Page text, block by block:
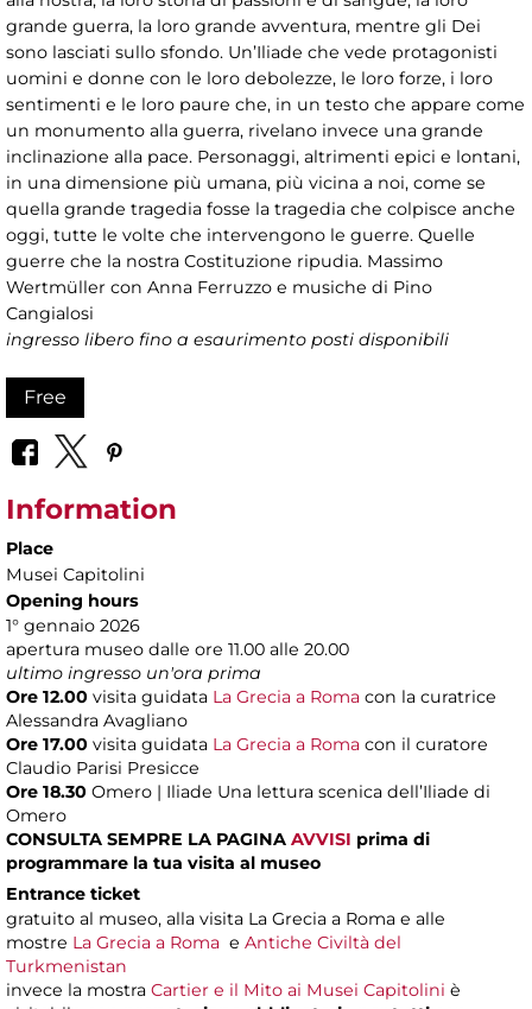
grande guerra, la loro grande avventura, mentre gli Dei
sono lasciati sullo sfondo. Un’Iliade che vede protagonisti
uomini e donne con le loro debolezze, le loro forze, i loro
sentimenti e le loro paure che, in un testo che appare come
un monumento alla guerra, rivelano invece una grande
inclinazione alla pace. Personaggi, altrimenti epici e lontani,
in una dimensione più umana, più vicina a noi, come se
quella grande tragedia fosse la tragedia che colpisce anche
oggi, tutte le volte che intervengono le guerre. Quelle
guerre che la nostra Costituzione ripudia. Massimo
Wertmüller con Anna Ferruzzo e musiche di Pino
Cangialosi
ingresso libero fino a esaurimento posti disponibili
Free
Information
Place
Musei Capitolini
Opening hours
1° gennaio 2026
apertura museo dalle ore 11.00 alle 20.00
ultimo ingresso un'ora prima
Ore 12.00 visita guidata La Grecia a Roma con la curatrice
Alessandra Avagliano
Ore 17.00 visita guidata La Grecia a Roma con il curatore
Claudio Parisi Presicce
Ore 18.30 Omero | Iliade Una lettura scenica dell’Iliade di
Omero
CONSULTA SEMPRE LA PAGINA AVVISI prima di
programmare la tua visita al museo
Entrance ticket
gratuito al museo, alla visita La Grecia a Roma e alle
mostre La Grecia a Roma e Antiche Civiltà del
Turkmenistan
invece la mostra Cartier e il Mito ai Musei Capitolini è